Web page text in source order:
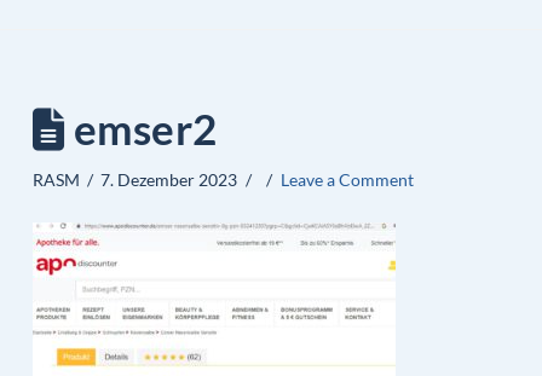
emser2
RASM 7. Dezember 2023 Leave a Comment